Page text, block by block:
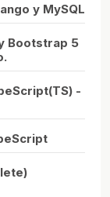
y MySQL
Bootstrap 5
-